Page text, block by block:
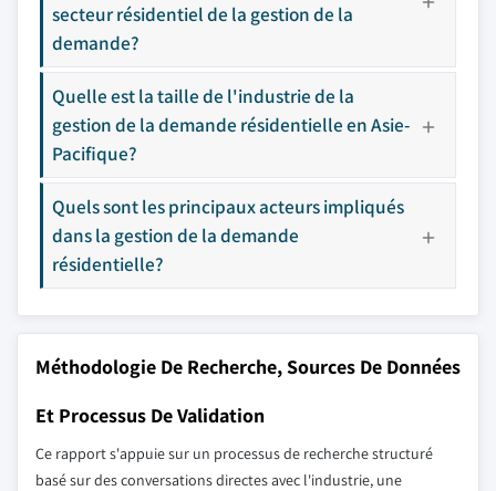
secteur résidentiel de la gestion de la
demande?
Quelle est la taille de l'industrie de la
gestion de la demande résidentielle en Asie-
Pacifique?
Quels sont les principaux acteurs impliqués
dans la gestion de la demande
résidentielle?
Méthodologie De Recherche, Sources De Données
Et Processus De Validation
Ce rapport s'appuie sur un processus de recherche structuré
basé sur des conversations directes avec l'industrie, une